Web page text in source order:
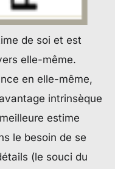
de soi et est
elle-même.
en elle-même,
intrinsèque
estime
le besoin de se
(le souci du